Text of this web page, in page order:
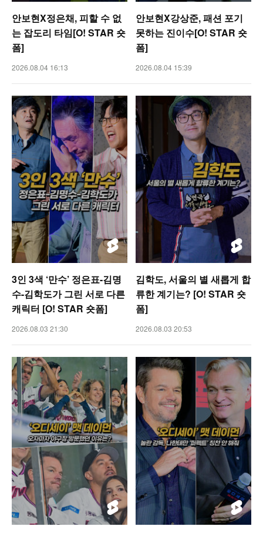
안보현X정은채, 피할 수 없
는 잡도리 타임[O! STAR 숏
폼]
2026.08.04 16:13
안보현X강상준, 패션 포기
못하는 진이수[O! STAR 숏
폼]
2026.08.04 15:39
3인 3색 ‘만수’ 정은표-김명
수-김학도가 그린 서로 다른
캐릭터 [O! STAR 숏폼]
2026.08.03 21:30
김학도, 서울의 별 새롭게 합
류한 계기는? [O! STAR 숏
폼]
2026.08.03 20:53